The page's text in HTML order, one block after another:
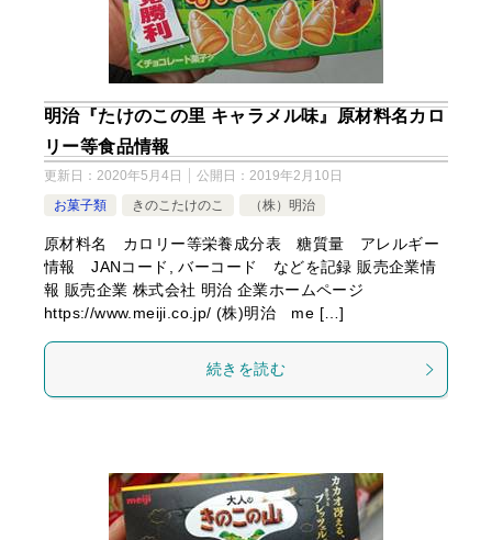
明治『たけのこの里 キャラメル味』原材料名カロ
リー等食品情報
更新日： 2020年5月4日 公開日： 2019年2月10日
お菓子類
きのこたけのこ （株）明治
原材料名 カロリー等栄養成分表 糖質量 アレルギー
情報 JANコード, バーコード などを記録 販売企業情
報 販売企業 株式会社 明治 企業ホームページ
https://www.meiji.co.jp/ (株)明治 me […]
続きを読む